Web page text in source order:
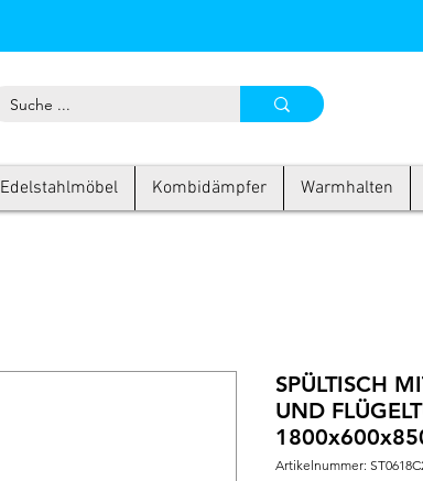
Edelstahlmöbel Kombidämpfer Warmhalten
SPÜLTISCH
UND
Artikelnummer: